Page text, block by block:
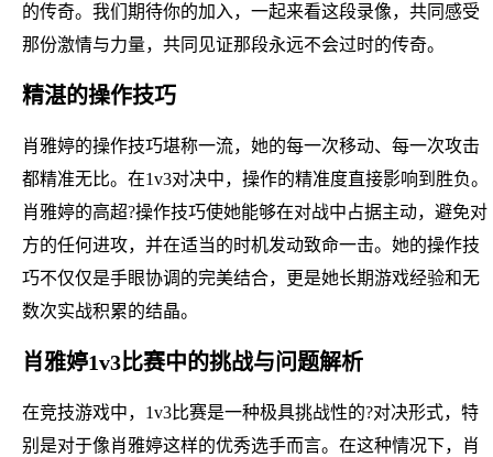
的传奇。我们期待你的加入，一起来看这段录像，共同感受
那份激情与力量，共同见证那段永远不会过时的传奇。
精湛的操作技巧
肖雅婷的操作技巧堪称一流，她的每一次移动、每一次攻击
都精准无比。在1v3对决中，操作的精准度直接影响到胜负。
肖雅婷的高超?操作技巧使她能够在对战中占据主动，避免对
方的任何进攻，并在适当的时机发动致命一击。她的操作技
巧不仅仅是手眼协调的完美结合，更是她长期游戏经验和无
数次实战积累的结晶。
肖雅婷1v3比赛中的挑战与问题解析
在竞技游戏中，1v3比赛是一种极具挑战性的?对决形式，特
别是对于像肖雅婷这样的优秀选手而言。在这种情况下，肖